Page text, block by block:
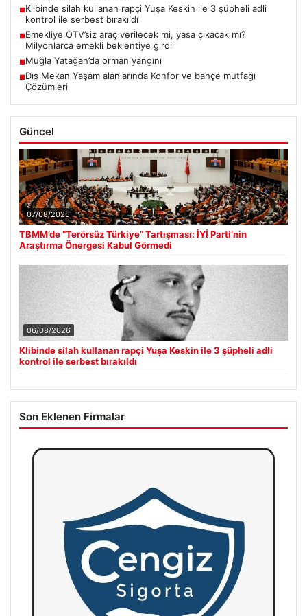
■Klibinde silah kullanan rapçi Yuşa Keskin ile 3 şüpheli adli
kontrol ile serbest bırakıldı
■Emekliye ÖTV’siz araç verilecek mi, yasa çıkacak mı?
Milyonlarca emekli beklentiye girdi
■Muğla Yatağan’da orman yangını
■Dış Mekan Yaşam alanlarında Konfor ve bahçe mutfağı
Çözümleri
Güncel
07/08/2026
TBMM’de “Terörsüz Türkiye” Tartışması: İYİ Parti’nin
Araştırma Önergesi Kabul Görmedi
06/08/2026
Klibinde silah kullanan rapçi Yuşa Keskin ile 3 şüpheli adli
kontrol ile serbest bırakıldı
Son Eklenen Firmalar